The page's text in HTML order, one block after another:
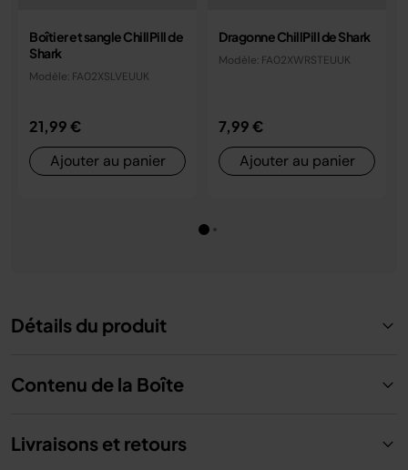
Boîtier et sangle ChillPill de
Shark
Modèle: FA02XSLVEUUK
21,99 €
Ajouter au panier
Dragonne ChillPill de Shark
Modèle: FA02XWRSTEUUK
7,99 €
Ajouter au panier
Détails du produit
Contenu de la Boîte
Livraisons et retours